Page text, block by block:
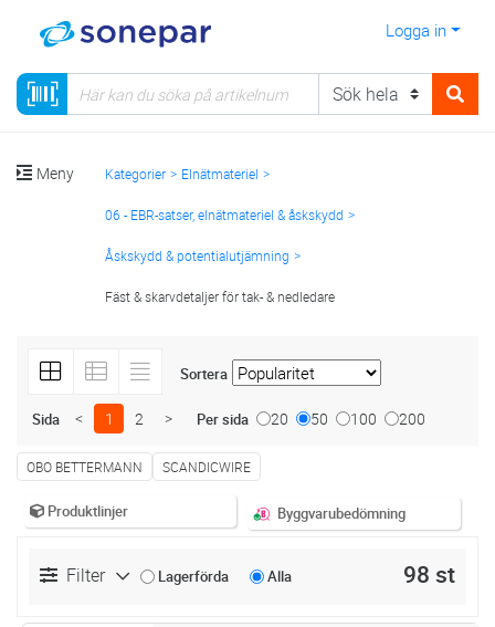
Logga in
Meny Kategorier Elnätmateriel
06 - EBR-satser, elnätmateriel & åskskydd
Åskskydd & potentialutjämning
Fäst & skarvdetaljer för tak- & nedledare
Sortera
Sida < 1 2 > Per sida 20 50 100 200
OBO BETTERMANN SCANDICWIRE
Produktlinjer Byggvarubedömning
Filter Lagerförda Alla 98 st